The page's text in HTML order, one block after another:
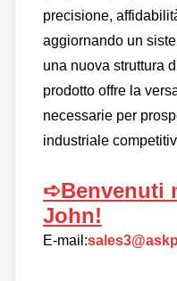
precisione,
aggiornando un
una nuova struttura
prodotto offre la
necessarie per
industriale
➪Benvenuti
John!
E-mail: